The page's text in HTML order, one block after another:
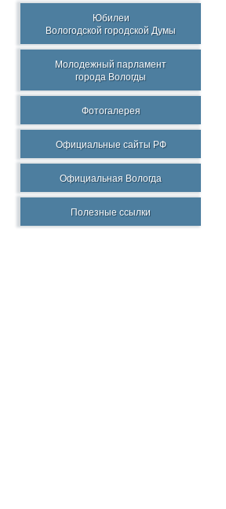
Юбилеи
Вологодской городской Думы
Молодежный парламент
города Вологды
Фотогалерея
Официальные сайты РФ
Официальная Вологда
Полезные ссылки